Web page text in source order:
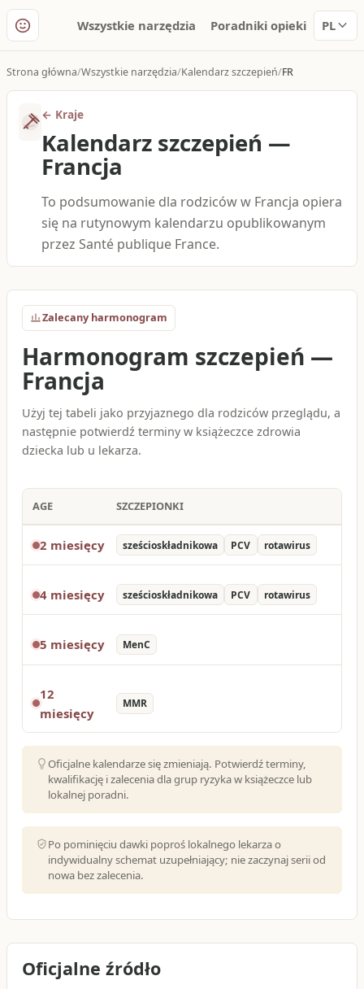
Wszystkie narzędzia Poradniki opieki PL
Strona główna Wszystkie narzędzia Kalendarz szczepień FR
← Kraje
Kalendarz szczepień —
Francja
To podsumowanie dla rodziców w Francja opiera
się na rutynowym kalendarzu opublikowanym
przez Santé publique France.
Zalecany harmonogram
Harmonogram szczepień —
Francja
Użyj tej tabeli jako przyjaznego dla rodziców przeglądu, a
następnie potwierdź terminy w książeczce zdrowia
dziecka lub u lekarza.
AGE SZCZEPIONKI
2 miesięcy sześcioskładnikowa PCV rotawirus
4 miesięcy sześcioskładnikowa PCV rotawirus
5 miesięcy MenC
12
miesięcy
MMR
Oficjalne kalendarze się zmieniają. Potwierdź terminy,
kwalifikację i zalecenia dla grup ryzyka w książeczce lub
lokalnej poradni.
Po pominięciu dawki poproś lokalnego lekarza o
indywidualny schemat uzupełniający; nie zaczynaj serii od
nowa bez zalecenia.
Oficjalne źródło